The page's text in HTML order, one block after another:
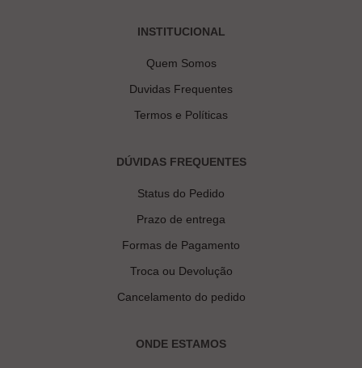
INSTITUCIONAL
Quem Somos
Duvidas Frequentes
Termos e Políticas
DÚVIDAS FREQUENTES
Status do Pedido
Prazo de entrega
Formas de Pagamento
Troca ou Devolução
Cancelamento do pedido
ONDE ESTAMOS